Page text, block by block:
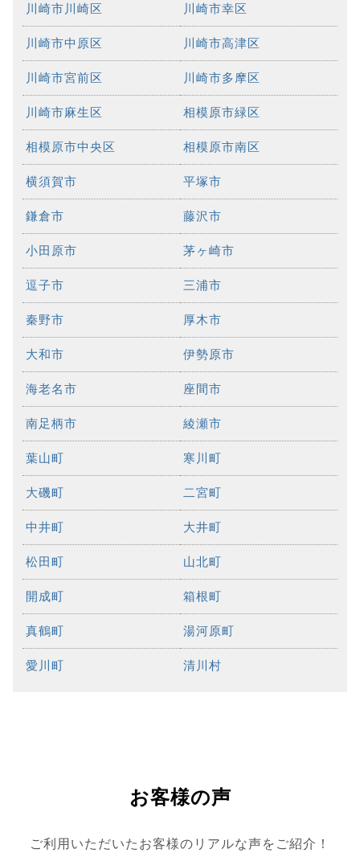
川崎市川崎区 川崎市幸区
川崎市中原区 川崎市高津区
川崎市宮前区 川崎市多摩区
川崎市麻生区 相模原市緑区
相模原市中央区 相模原市南区
横須賀市 平塚市
鎌倉市 藤沢市
小田原市 茅ヶ崎市
逗子市 三浦市
秦野市 厚木市
大和市 伊勢原市
海老名市 座間市
南足柄市 綾瀬市
葉山町 寒川町
大磯町 二宮町
中井町 大井町
松田町 山北町
開成町 箱根町
真鶴町 湯河原町
愛川町 清川村
お客様の声
ご利用いただいたお客様のリアルな声をご紹介！